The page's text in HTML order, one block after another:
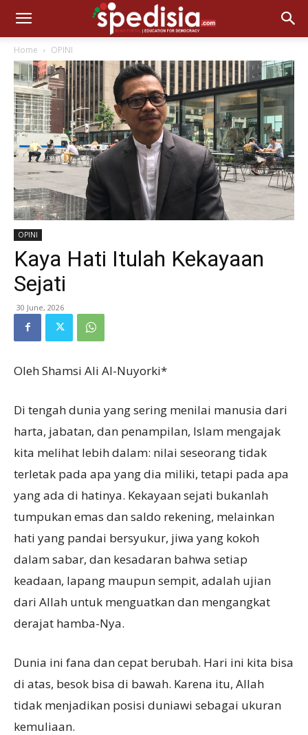
Home OPINI
OPINI
Kaya Hati Itulah Kekayaan
Sejati
30 June, 2026
Oleh Shamsi Ali Al-Nuyorki*
Di tengah dunia yang sering menilai manusia dari
harta, jabatan, dan penampilan, Islam mengajak
kita melihat lebih dalam: nilai seseorang tidak
terletak pada apa yang dia miliki, tetapi pada apa
yang ada di hatinya. Kekayaan sejati bukanlah
tumpukan emas dan saldo rekening, melainkan
hati yang pandai bersyukur, jiwa yang kokoh
dalam sabar, dan kesadaran bahwa setiap
keadaan, lapang maupun sempit, adalah ujian
dari Allah untuk menguatkan dan mengangkat
derajat hamba-Nya.
Dunia ini fana dan cepat berubah. Hari ini kita bisa
di atas, besok bisa di bawah. Karena itu, Allah
tidak menjadikan posisi duniawi sebagai ukuran
kemuliaan.